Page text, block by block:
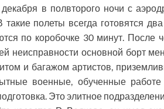
в полвторого ночи с
полеты всегда готовятся
по коробочке 30 минут. После
основной борт
и багажом артистов,
военные, обученные
Это элитное